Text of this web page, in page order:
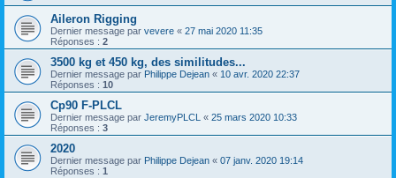
Aileron Rigging
Dernier message par vevere « 27 mai 2020 11:35
Réponses : 2
3500 kg et 450 kg, des similitudes...
Dernier message par Philippe Dejean « 10 avr. 2020 22:37
Réponses : 10
Cp90 F-PLCL
Dernier message par JeremyPLCL « 25 mars 2020 10:33
Réponses : 3
2020
Dernier message par Philippe Dejean « 07 janv. 2020 19:14
Réponses : 1